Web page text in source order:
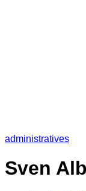
administratives
Sven